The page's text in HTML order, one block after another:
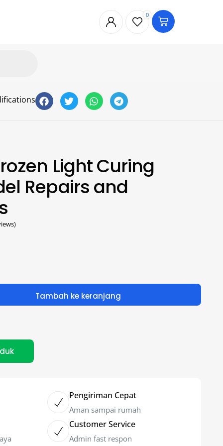
0
Light Curing
Repairs and
Tambah ke keranjang
Pengiriman Cepat
Aman sampai rumah
Customer Service
Admin fast respon